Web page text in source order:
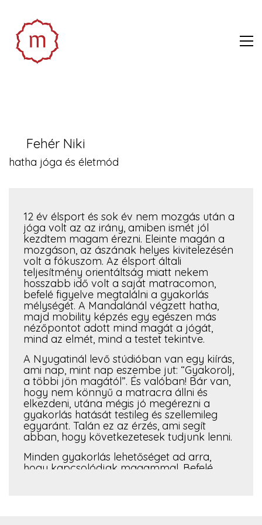
Fehér Niki
hatha jóga és életmód
12 év élsport és sok év nem mozgás után a
jóga volt az az irány, amiben ismét jól
kezdtem magam érezni. Eleinte magán a
mozgáson, az ászának helyes kivitelezésén
volt a fókuszom. Az élsport általi
teljesítmény orientáltság miatt nekem
hosszabb idő volt a saját matracomon,
befelé figyelve megtalálni a gyakorlás
mélységét. A Mandalánál végzett hatha,
majd mobility képzés egy egészen más
nézőpontot adott mind magát a jógát,
mind az elmét, mind a testet tekintve.
A Nyugatinál levő stúdióban van egy kiírás,
ami nap, mint nap eszembe jut: “Gyakorolj,
a többi jön magától”. És valóban! Bár van,
hogy nem könnyű a matracra állni és
elkezdeni, utána mégis jó megérezni a
gyakorlás hatását testileg és szellemileg
egyaránt. Talán ez az érzés, ami segít
abban, hogy következetesek tudjunk lenni.
Minden gyakorlás lehetőséget ad arra,
hogy kapcsolódjak magammal. Befelé